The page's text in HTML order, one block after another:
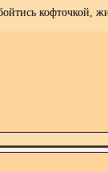
кофточкой,